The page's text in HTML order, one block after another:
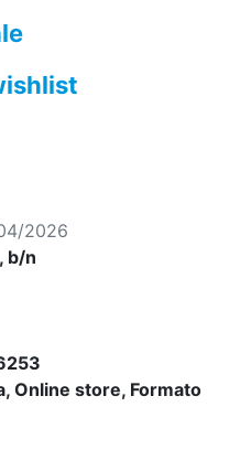
2026
b/n
Online store, Formato